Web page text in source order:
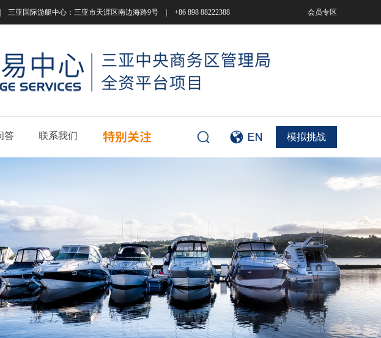
亚国际游艇中心：三亚市天涯区南边海路9号 | +86 898 88222388 会员专区
模拟挑战
答 联系我们